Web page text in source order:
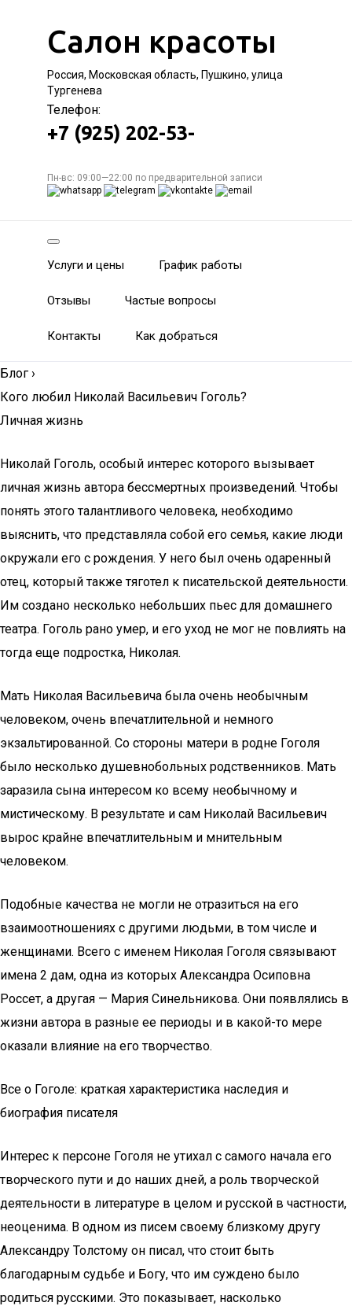
Салон красоты
Россия, Московская область, Пушкино, улица
Тургенева
Телефон:
+7 (925) 202-53-
Пн-вс: 09:00—22:00 по предварительной записи
Услуги и цены График работы
Отзывы Частые вопросы
Контакты Как добраться
Блог ›
Кого любил Николай Васильевич Гоголь?
Личная жизнь
Николай Гоголь, особый интерес которого вызывает
личная жизнь автора бессмертных произведений. Чтобы
понять этого талантливого человека, необходимо
выяснить, что представляла собой его семья, какие люди
окружали его с рождения. У него был очень одаренный
отец, который также тяготел к писательской деятельности.
Им создано несколько небольших пьес для домашнего
театра. Гоголь рано умер, и его уход не мог не повлиять на
тогда еще подростка, Николая.
Мать Николая Васильевича была очень необычным
человеком, очень впечатлительной и немного
экзальтированной. Со стороны матери в родне Гоголя
было несколько душевнобольных родственников. Мать
заразила сына интересом ко всему необычному и
мистическому. В результате и сам Николай Васильевич
вырос крайне впечатлительным и мнительным
человеком.
Подобные качества не могли не отразиться на его
взаимоотношениях с другими людьми, в том числе и
женщинами. Всего с именем Николая Гоголя связывают
имена 2 дам, одна из которых Александра Осиповна
Россет, а другая — Мария Синельникова. Они появлялись в
жизни автора в разные ее периоды и в какой-то мере
оказали влияние на его творчество.
Все о Гоголе: краткая характеристика наследия и
биография писателя
Интерес к персоне Гоголя не утихал с самого начала его
творческого пути и до наших дней, а роль творческой
деятельности в литературе в целом и русской в частности,
неоценима. В одном из писем своему близкому другу
Александру Толстому он писал, что стоит быть
благодарным судьбе и Богу, что им суждено было
родиться русскими. Это показывает, насколько